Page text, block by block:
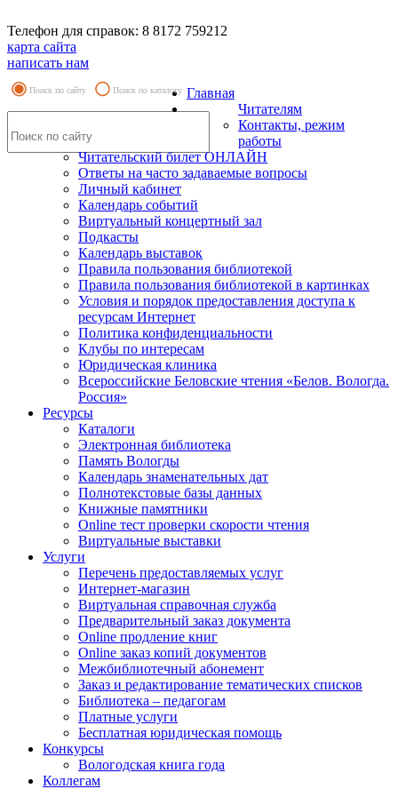
Телефон для справок: 8 8172 759212
карта сайта
написать нам
Поиск по сайту Поиск по каталогу Главная
Читателям
Контакты, режим
работы
Читательский билет ОНЛАЙН
Ответы на часто задаваемые вопросы
Личный кабинет
Календарь событий
Виртуальный концертный зал
Подкасты
Календарь выставок
Правила пользования библиотекой
Правила пользования библиотекой в картинках
Условия и порядок предоставления доступа к
ресурсам Интернет
Политика конфиденциальности
Клубы по интересам
Юридическая клиника
Всероссийские Беловские чтения «Белов. Вологда.
Россия»
Ресурсы
Каталоги
Электронная библиотека
Память Вологды
Календарь знаменательных дат
Полнотекстовые базы данных
Книжные памятники
Online тест проверки скорости чтения
Виртуальные выставки
Услуги
Перечень предоставляемых услуг
Интернет-магазин
Виртуальная справочная служба
Предварительный заказ документа
Online продление книг
Online заказ копий документов
Межбиблиотечный абонемент
Заказ и редактирование тематических списков
Библиотека – педагогам
Платные услуги
Бесплатная юридическая помощь
Конкурсы
Вологодская книга года
Коллегам